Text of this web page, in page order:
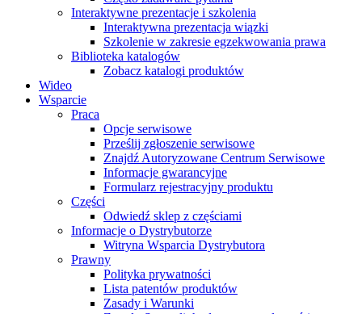
Interaktywne prezentacje i szkolenia
Interaktywna prezentacja wiązki
Szkolenie w zakresie egzekwowania prawa
Biblioteka katalogów
Zobacz katalogi produktów
Wideo
Wsparcie
Praca
Opcje serwisowe
Prześlij zgłoszenie serwisowe
Znajdź Autoryzowane Centrum Serwisowe
Informacje gwarancyjne
Formularz rejestracyjny produktu
Części
Odwiedź sklep z częściami
Informacje o Dystrybutorze
Witryna Wsparcia Dystrybutora
Prawny
Polityka prywatności
Lista patentów produktów
Zasady i Warunki